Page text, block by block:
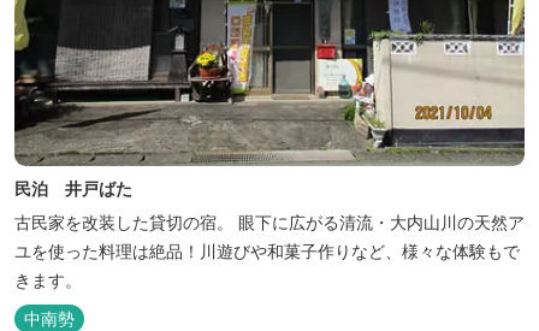
民泊 井戸ばた
古民家を改装した貸切の宿。 眼下に広がる清流・大内山川の天然ア
ユを使った料理は絶品！川遊びや和菓子作りなど、様々な体験もで
きます。
中南勢